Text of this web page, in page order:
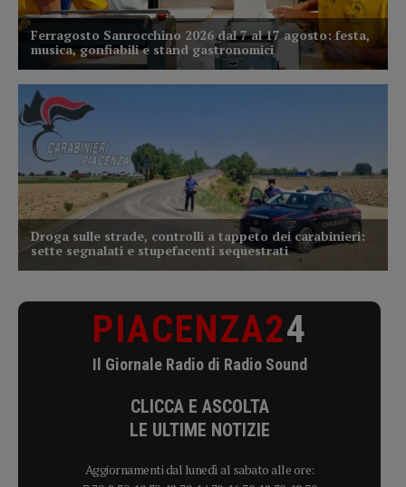
PIACENZA24
Il Giornale Radio di Radio Sound
CLICCA E ASCOLTA
LE ULTIME NOTIZIE
Aggiornamenti dal lunedì al sabato alle ore: